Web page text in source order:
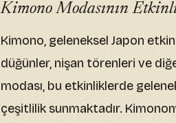
Kimono Modasının
Kimono, geleneksel Japon
düğünler, nişan törenleri ve
modası, bu etkinliklerde
çeşitlilik sunmaktadır.